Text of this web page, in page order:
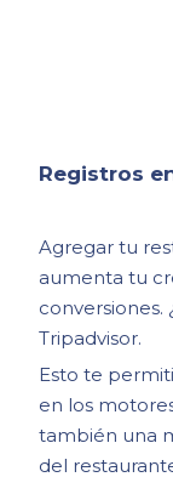
Registros
Agregar tu
aumenta tu
Tripadvisor.
Esto te
en los
también una
del